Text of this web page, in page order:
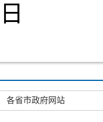
各省市政府网站